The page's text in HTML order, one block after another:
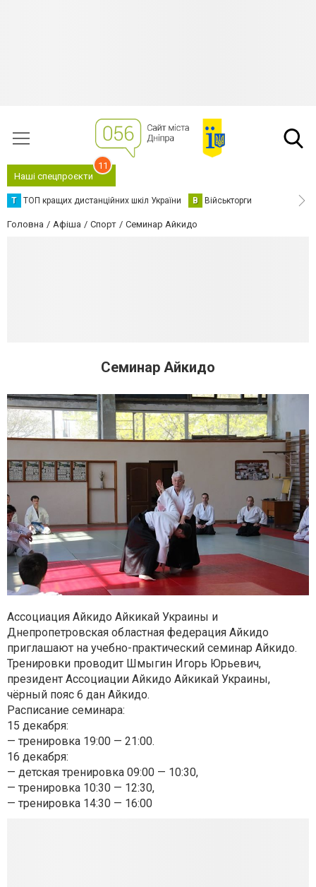
Наші спецпроєкти
11
Т ТОП кращих дистанційних шкіл України В Військторги
Головна Афіша Спорт Семинар Айкидо
Семинар Айкидо
Ассоциация Айкидо Айкикай Украины и
Днепропетровская областная федерация Айкидо
приглашают на учебно-практический семинар Айкидо.
Тренировки проводит Шмыгин Игорь Юрьевич,
президент Ассоциации Айкидо Айкикай Украины,
чёрный пояс 6 дан Айкидо.
Расписание семинара:
15 декабря:
— тренировка 19:00 — 21:00.
16 декабря:
— детская тренировка 09:00 — 10:30,
— тренировка 10:30 — 12:30,
— тренировка 14:30 — 16:00